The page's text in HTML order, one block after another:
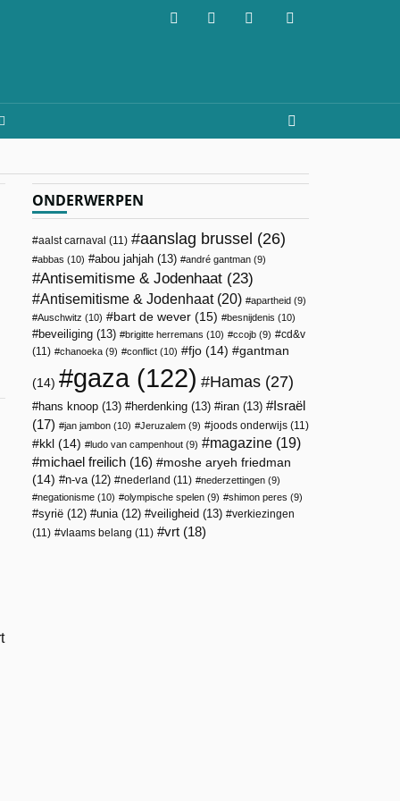
ONDERWERPEN
aalst carnaval (11) aanslag brussel (26)
abbas (10) abou jahjah (13) andré gantman (9)
Antisemitisme & Jodenhaat (23)
Antisemitisme & Jodenhaat(20) apartheid (9)
Auschwitz (10) bart de wever (15) besnijdenis (10)
beveiliging (13) brigitte herremans (10) ccojb (9)
cd&v
(11)
chanoeka (9) conflict (10) fjo (14) gantman
(14) gaza(122) Hamas (27)
hans knoop (13) herdenking (13) iran (13)
Israël
(17)
jan jambon (10) Jeruzalem (9) joods onderwijs (11)
kkl (14) ludo van campenhout (9) magazine (19)
michael freilich (16)
moshe aryeh friedman
(14)
n-va(12) nederland (11) nederzettingen (9)
negationisme (10) olympische spelen (9) shimon peres (9)
syrië (12) unia(12) veiligheid (13)
verkiezingen
(11)
vlaams belang (11) vrt (18)